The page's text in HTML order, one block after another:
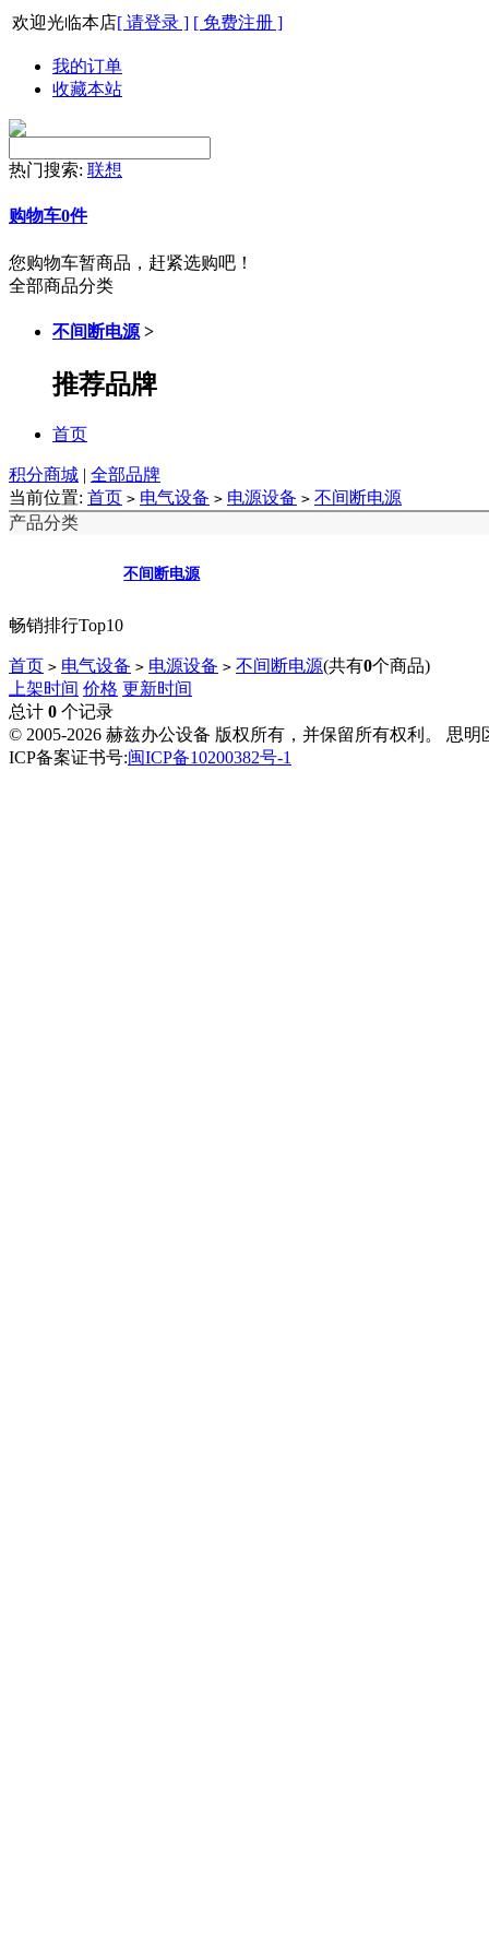
欢迎光临本店[ 请登录 ] [ 免费注册 ]
我的订单
收藏本站
热门搜索: 联想
购物车0件
您购物车暂商品，赶紧选购吧！
全部商品分类
不间断电源 >
推荐品牌
首页
积分商城 | 全部品牌
当前位置: 首页 > 电气设备 > 电源设备 > 不间断电源
产品分类
不间断电源
畅销排行Top10
首页 > 电气设备 > 电源设备 > 不间断电源(共有0个商品)
上架时间 价格 更新时间
总计 0 个记录
© 2005-2026 赫兹办公设备 版权所有，并保留所有权利。 思
ICP备案证书号:闽ICP备10200382号-1